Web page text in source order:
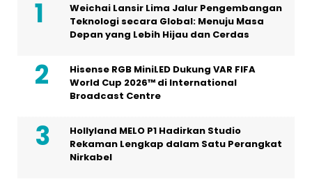
Weichai Lansir Lima Jalur Pengembangan
Teknologi secara Global: Menuju Masa
Depan yang Lebih Hijau dan Cerdas
Hisense RGB MiniLED Dukung VAR FIFA
World Cup 2026™ di International
Broadcast Centre
Hollyland MELO P1 Hadirkan Studio
Rekaman Lengkap dalam Satu Perangkat
Nirkabel